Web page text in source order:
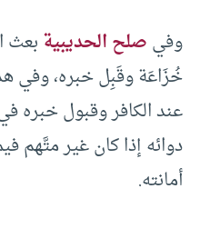
وفيصلح الحديبيةبعث
خُزَاعَة وقَبِل خبره، وفي
عند الكافر وقبول
دوائه إذا كان غير متَّهم
أمانته.